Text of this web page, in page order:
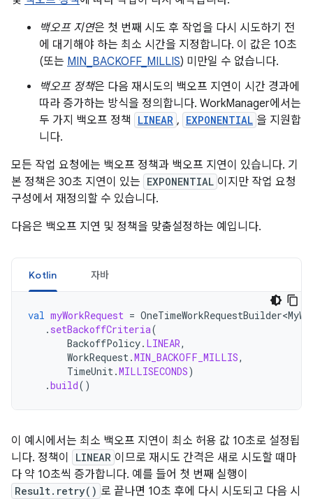
백오프 지연은 첫 번째 시도 후 작업을 다시 시도하기 전
에 대기해야 하는 최소 시간을 지정합니다. 이 값은 10초
(또는 MIN_BACKOFF_MILLIS) 미만일 수 없습니다.
백오프 정책은 다음 재시도의 백오프 지연이 시간 경과에
따라 증가하는 방식을 정의합니다. WorkManager에서는
두 가지 백오프 정책
LINEAR , EXPONENTIAL 을 지원합
니다.
모든 작업 요청에는 백오프 정책과 백오프 지연이 있습니다. 기
본 정책은 30초 지연이 있는 EXPONENTIAL 이지만 작업 요청
구성에서 재정의할 수 있습니다.
다음은 백오프 지연 및 정책을 맞춤설정하는 예입니다.
Kotlin 자바
val myWorkRequest =
. setBackoffCriteria(
BackoffPolicy. LINEAR,
WorkRequest.MIN_BACKOFF_MILLIS,
TimeUnit.MILLISECONDS)
.build()
이 예시에서는 최소 백오프 지연이 최소 허용 값 10초로 설정됩
니다. 정책이
LINEAR 이므로 재시도 간격은 새로 시도할 때마
다 약 10초씩 증가합니다. 예를 들어 첫 번째 실행이
Result.retry() 로 끝나면 10초 후에 다시 시도되고 다음 시